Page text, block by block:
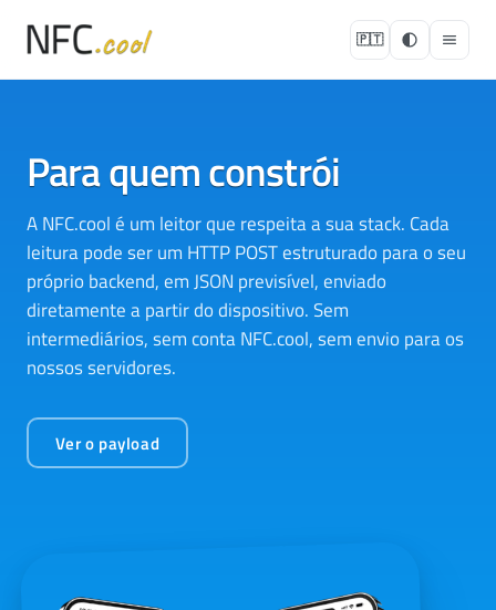
🇵🇹
Para quem constrói
A NFC.cool é um leitor que respeita a sua stack. Cada
leitura pode ser um HTTP POST estruturado para o seu
próprio backend, em JSON previsível, enviado
diretamente a partir do dispositivo. Sem
intermediários, sem conta NFC.cool, sem envio para os
nossos servidores.
Ver o payload